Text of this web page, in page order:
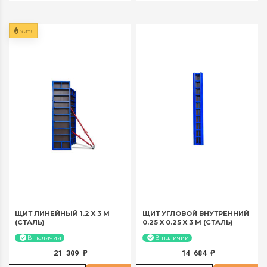
2178 руб
ХИТ!
ЩИТ ЛИНЕЙНЫЙ 1.2 X 3 М
(СТАЛЬ)
В наличии
21 309 ₽
ЩИТ УГЛОВОЙ ВНУТРЕННИЙ
0.25 X 0.25 X 3 М (СТАЛЬ)
В наличии
14 684 ₽